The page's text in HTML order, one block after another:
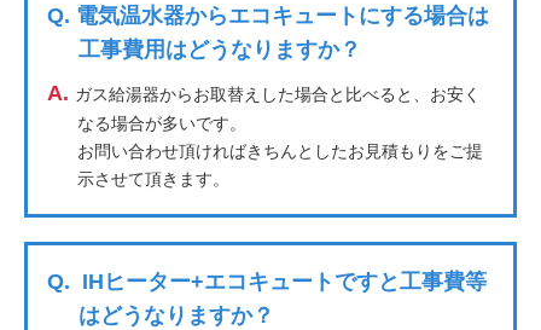
Q. 電気温水器からエコキュートにする場合は
工事費用はどうなりますか？
A. ガス給湯器からお取替えした場合と比べると、お安く
なる場合が多いです。
お問い合わせ頂ければきちんとしたお見積もりをご提
示させて頂きます。
Q. IHヒーター+エコキュートですと工事費等
はどうなりますか？